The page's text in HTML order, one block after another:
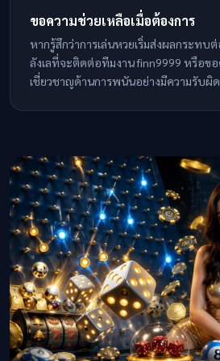
ขอความช่วยเหลือเมื่อต้องการ
หากรู้สึกว่าการเล่นหวยเริ่มส่งผลกระทบ
ลังเลที่จะติดต่อทีมงาน finn9999 หรือข
เชี่ยวชาญด้านการพนันอย่างมีความรับผิ